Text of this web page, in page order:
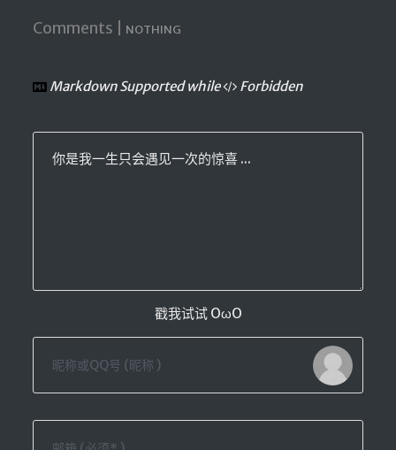
Comments | NOTHING
Markdown Supported while Forbidden
你是我一生只会遇见一次的惊喜 ...
戳我试试 OωO